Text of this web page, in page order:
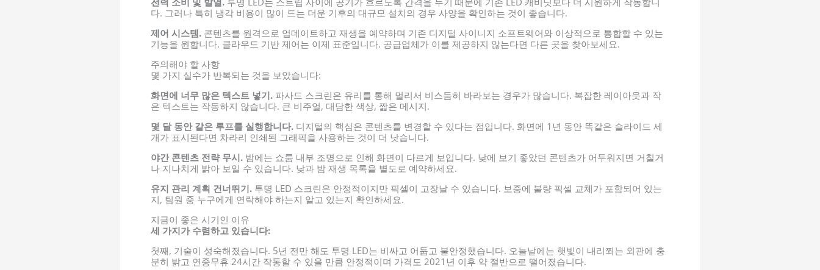
다. 그러나 특히 냉각 비용이 많이 드는 더운 기후의 대규모 설치의 경우 사양을 확인하는 것이 좋습니다.
제어 시스템. 콘텐츠를 원격으로 업데이트하고 재생을 예약하며 기존 디지털 사이니지 소프트웨어와 이상적으로 통합할 수 있는
기능을 원합니다. 클라우드 기반 제어는 이제 표준입니다. 공급업체가 이를 제공하지 않는다면 다른 곳을 찾아보세요.
주의해야 할 사항
몇 가지 실수가 반복되는 것을 보았습니다:
화면에 너무 많은 텍스트 넣기. 파사드 스크린은 유리를 통해 멀리서 비스듬히 바라보는 경우가 많습니다. 복잡한 레이아웃과 작
은 텍스트는 작동하지 않습니다. 큰 비주얼, 대담한 색상, 짧은 메시지.
몇 달 동안 같은 루프를 실행합니다. 디지털의 핵심은 콘텐츠를 변경할 수 있다는 점입니다. 화면에 1년 동안 똑같은 슬라이드 세
개가 표시된다면 차라리 인쇄된 그래픽을 사용하는 것이 더 낫습니다.
야간 콘텐츠 전략 무시. 밤에는 쇼룸 내부 조명으로 인해 화면이 다르게 보입니다. 낮에 보기 좋았던 콘텐츠가 어두워지면 거칠거
나 지나치게 밝아 보일 수 있습니다. 낮과 밤 재생 목록을 별도로 예약하세요.
유지 관리 계획 건너뛰기. 투명 LED 스크린은 안정적이지만 픽셀이 고장날 수 있습니다. 보증에 불량 픽셀 교체가 포함되어 있는
지, 팀원 중 누구에게 연락해야 하는지 알고 있는지 확인하세요.
지금이 좋은 시기인 이유
세 가지가 수렴하고 있습니다:
첫째, 기술이 성숙해졌습니다. 5년 전만 해도 투명 LED는 비싸고 어둡고 불안정했습니다. 오늘날에는 햇빛이 내리쬐는 외관에 충
분히 밝고 연중무휴 24시간 작동할 수 있을 만큼 안정적이며 가격도 2021년 이후 약 절반으로 떨어졌습니다.